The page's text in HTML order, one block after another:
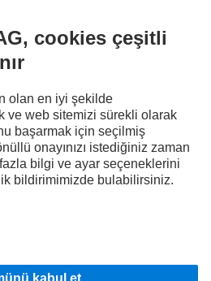
kamyon sürücüleriyle paylaşın.